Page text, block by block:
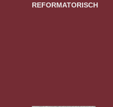
REFORMATORISCH